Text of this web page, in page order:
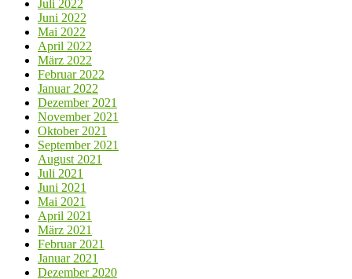
Juli 2022
Juni 2022
Mai 2022
April 2022
März 2022
Februar 2022
Januar 2022
Dezember 2021
November 2021
Oktober 2021
September 2021
August 2021
Juli 2021
Juni 2021
Mai 2021
April 2021
März 2021
Februar 2021
Januar 2021
Dezember 2020